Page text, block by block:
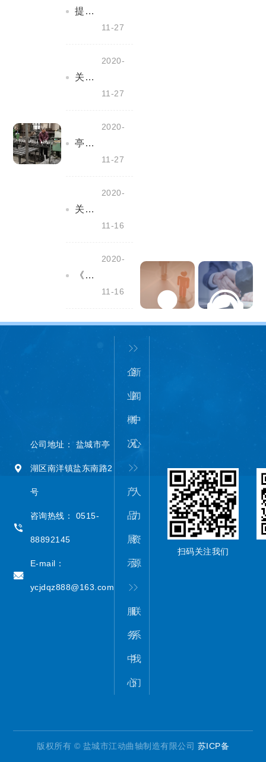
提产能、保定单--我们再奋斗
11-27
关心关爱职工--我们在行动
2020-
11-27
亭湖区应急管理局领导来我公司检查指导安全管理工作
2020-
11-27
关于做好工业企业秋冬常态化疫情防控工作的通知
2020-
11-16
《盐城市安全生产条例》全文公布，自2020年12月1日起施行！
2020-
11-16
公司地址： 盐城市亭
湖区南洋镇盐东南路2
号
咨询热线： 0515-
88892145
E-mail：
ycjdqz888@163.com
企
业
概
况
新
闻
中
心
产
品
展
示
人
力
资
源
服
务
中
心
联
系
我
们
扫码关注我们
版权所有 © 盐城市江动曲轴制造有限公司 苏ICP备